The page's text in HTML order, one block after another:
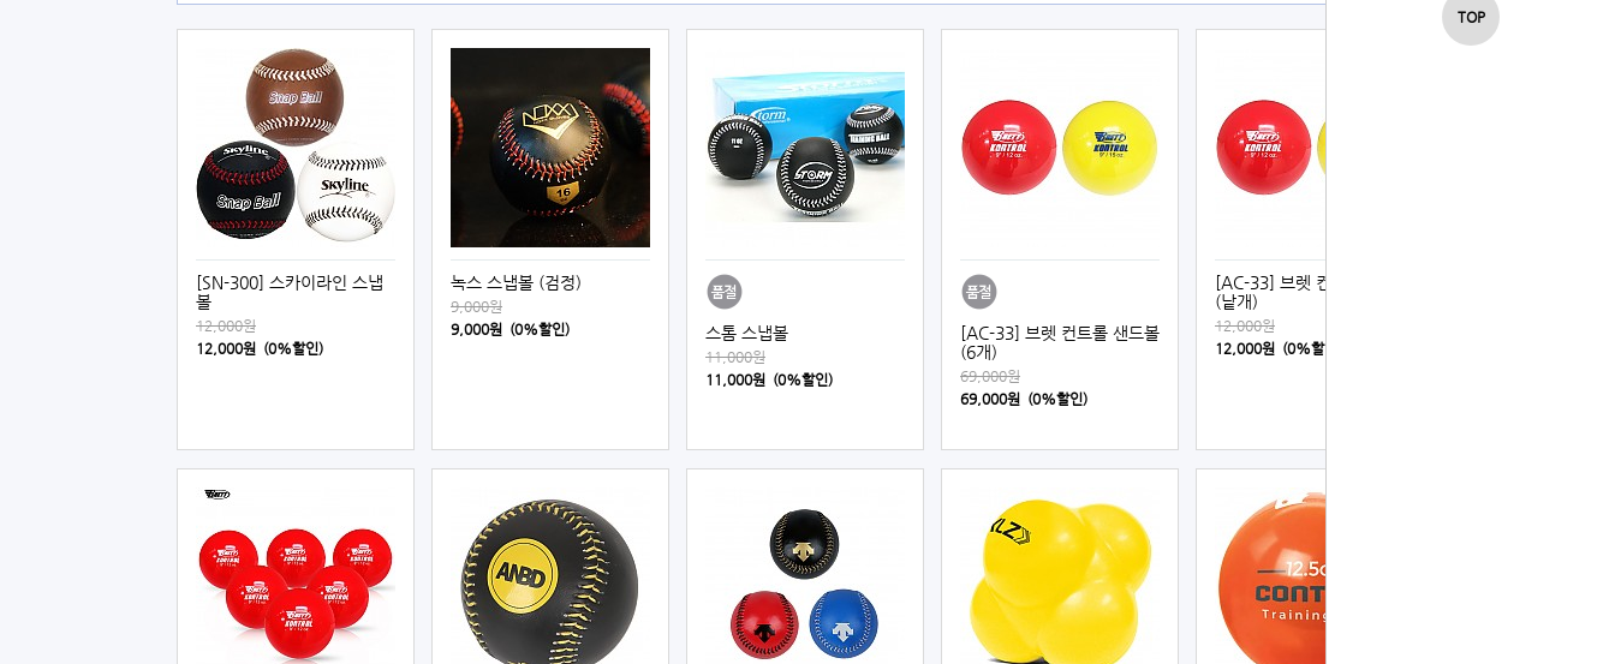
TOP
[SN-300] 스카이라인 스냅
볼
12,000원
12,000원 (0%할인)
녹스 스냅볼 (검정)
9,000원
9,000원 (0%할인)
스톰 스냅볼
11,000원
11,000원 (0%할인)
[AC-33] 브렛 컨트롤 샌드볼
(6개)
69,000원
69,000원 (0%할인)
[AC-33] 브렛 컨트롤 샌드볼
(낱개)
12,000원
12,000원 (0%할인)